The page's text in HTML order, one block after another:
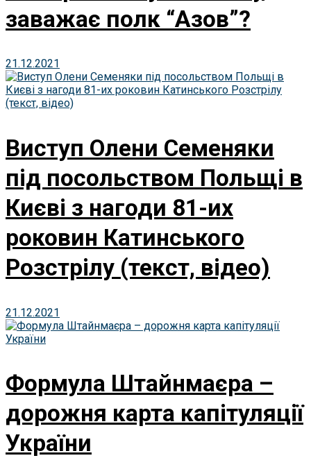
заважає полк “Азов”?
21.12.2021
Виступ Олени Семеняки
під посольством Польщі в
Києві з нагоди 81-их
роковин Катинського
Розстрілу (текст, відео)
21.12.2021
Формула Штайнмаєра –
дорожня карта капітуляції
України